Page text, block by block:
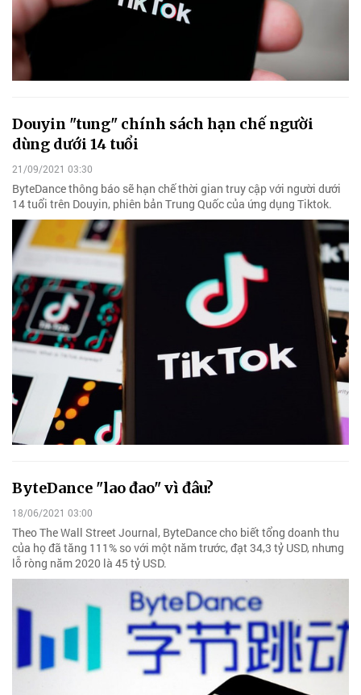
Douyin "tung" chính sách hạn chế người
dùng dưới 14 tuổi
21/09/2021 03:30
ByteDance thông báo sẽ hạn chế thời gian truy cập với người dưới
14 tuổi trên Douyin, phiên bản Trung Quốc của ứng dụng Tiktok.
ByteDance "lao đao" vì đâu?
18/06/2021 03:00
Theo The Wall Street Journal, ByteDance cho biết tổng doanh thu
của họ đã tăng 111% so với một năm trước, đạt 34,3 tỷ USD, nhưng
lỗ ròng năm 2020 là 45 tỷ USD.